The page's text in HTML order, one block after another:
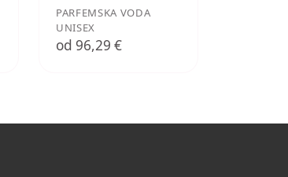
PARFEMSKA VODA
UNISEX
od 96,29 €